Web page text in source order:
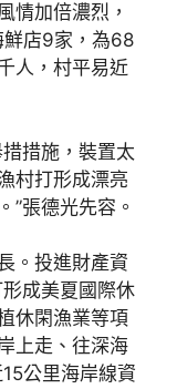
情加倍濃烈，
鮮店9家，為68
人，村平易近
措施，裝置太
村打形成漂亮
”張德光先容。
。投進財產資
成美夏國際休
休閑漁業等項
上走、往深海
公里海岸線資